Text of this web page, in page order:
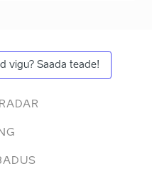
vigu? Saada teade!